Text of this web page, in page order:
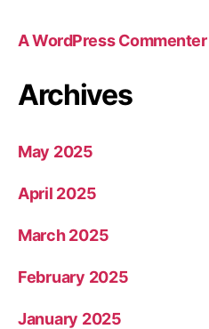
A WordPress Commenter
Archives
May 2025
April 2025
March 2025
February 2025
January 2025